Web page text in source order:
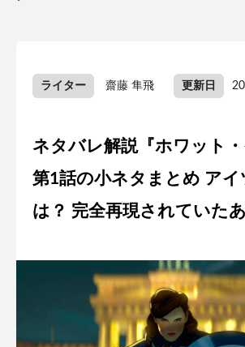
ライター 齋藤 隼飛 更新日
ネタバレ解説『ホワット・
第1話の小ネタまとめ アイ
は？ 完全再現されていた